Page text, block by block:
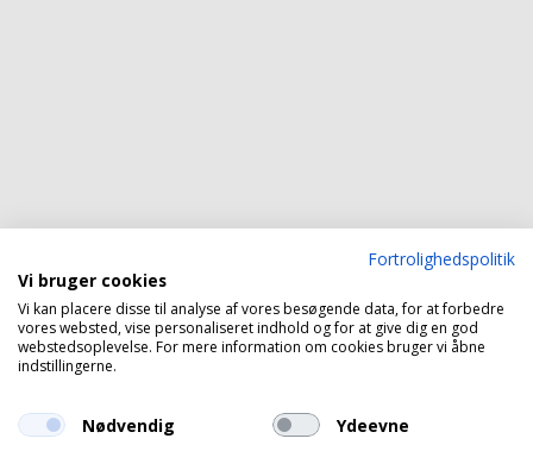
Fortrolighedspolitik
Vi bruger cookies
Vi kan placere disse til analyse af vores besøgende data, for at forbedre
vores websted, vise personaliseret indhold og for at give dig en god
webstedsoplevelse. For mere information om cookies bruger vi åbne
indstillingerne.
Nødvendig Ydeevne